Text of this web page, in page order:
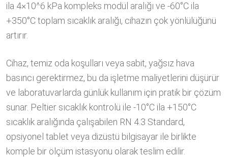
ila 4×10^6 kPa kompleks modül aralığı ve -60°C ila
+350°C toplam sıcaklık aralığı, cihazın çok yönlülüğünü
artırır.
Cihaz, temiz oda koşulları veya sabit, yağsız hava
basıncı gerektirmez, bu da işletme maliyetlerini düşürür
ve laboratuvarlarda günlük kullanım için pratik bir çözüm
sunar. Peltier sıcaklık kontrolü ile -10°C ila +150°C
sıcaklık aralığında çalışabilen RN 4.3 Standard,
opsiyonel tablet veya dizüstü bilgisayar ile birlikte
komple bir ölçüm istasyonu olarak teslim edilir.